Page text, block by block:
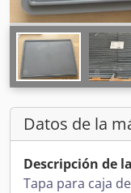
Datos de la
Descripción de
Tapa para caja